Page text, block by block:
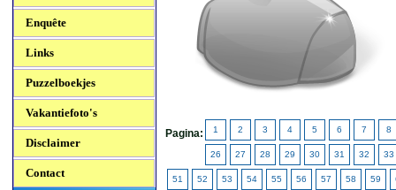
Enquête
Links
Puzzelboekjes
Vakantiefoto's
Disclaimer
Contact
Pagina: 1 2 3 4 5 6 7 8
26 27 28 29 30 31 32 33
51 52 53 54 55 56 57 58 59